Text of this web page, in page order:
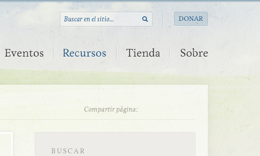
DONAR
Compartir página:
BUSCAR